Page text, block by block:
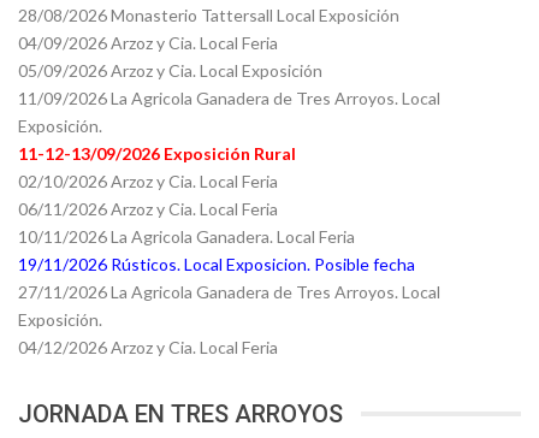
28/08/2026 Monasterio Tattersall Local Exposición
04/09/2026 Arzoz y Cia. Local Feria
05/09/2026 Arzoz y Cia. Local Exposición
11/09/2026 La Agricola Ganadera de Tres Arroyos. Local
Exposición.
11-12-13/09/2026 Exposición Rural
02/10/2026 Arzoz y Cia. Local Feria
06/11/2026 Arzoz y Cia. Local Feria
10/11/2026 La Agricola Ganadera. Local Feria
19/11/2026 Rústicos. Local Exposicion. Posible fecha
27/11/2026 La Agricola Ganadera de Tres Arroyos. Local
Exposición.
04/12/2026 Arzoz y Cia. Local Feria
JORNADA EN TRES ARROYOS